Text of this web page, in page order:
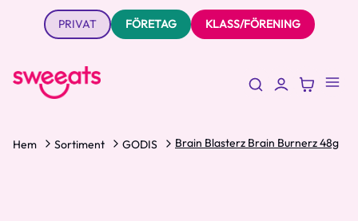
PRIVAT FÖRETAG KLASS/FÖRENING
Hem Sortiment GODIS Brain Blasterz Brain Burnerz 48g